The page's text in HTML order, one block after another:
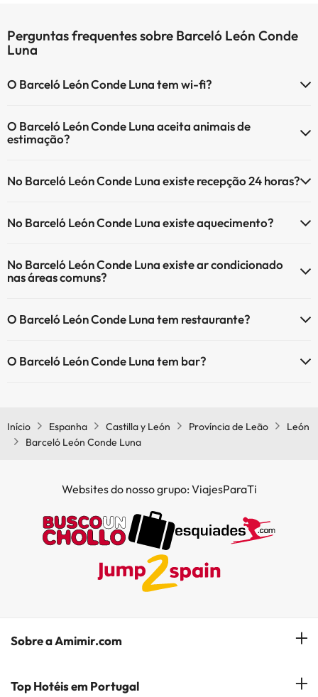
Perguntas frequentes sobre Barceló León Conde
Luna
O Barceló León Conde Luna tem wi-fi?
O Barceló León Conde Luna aceita animais de
estimação?
No Barceló León Conde Luna existe recepção 24 horas?
No Barceló León Conde Luna existe aquecimento?
comuns.
No Barceló León Conde Luna existe ar condicionado
nas áreas comuns?
comuns.
O Barceló León Conde Luna tem restaurante?
O Barceló León Conde Luna tem bar?
Início Espanha Castilla y León Província de Leão
León
Barceló León Conde Luna
Websites do nosso grupo: ViajesParaTi
Sobre a Amimir.com
Quem somos?
Top Hotéis em Portugal